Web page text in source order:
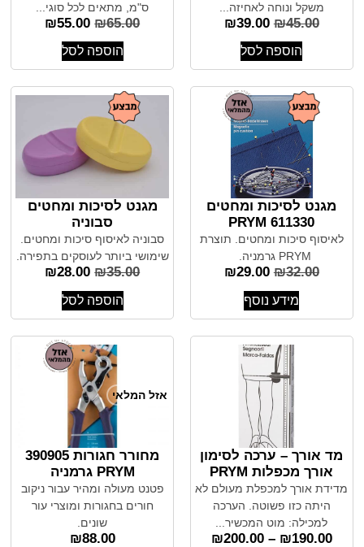
משקל ונוחה לאחיזה...
₪45.00
₪39.00
הוספה לסל
ס"מ, מתאים לכל סוגי...
₪65.00
₪55.00
הוספה לסל
מגנט לסיכות ומחטים
611330 PRYM
לאיסוף סיכות ומחטים. תוצרת
PRYM גרמניה.
₪32.00
₪29.00
מידע נוסף
מגנט לסיכות ומחטים
סבוניה
סבוניה לאיסוף סיכות ומחטים.
שימושי ביותר לעוסקים בתפירה.
₪35.00
₪28.00
הוספה לסל
מד אורך – ערכה לסימון
אורך מכפלות PRYM
מדידת אורך למכפלת מעולם לא
היתה כזו פשוטה. הערכה
למכילה: מוט המכשיר...
₪190.00
–
₪200.00
אזל המלאי
מחורר חגורות 390905
PRYM גרמניה
פטנט מעולה ומהיר עבור ניקוב
חורים בחגורות ומוצרי עור
שונים.
₪88.00